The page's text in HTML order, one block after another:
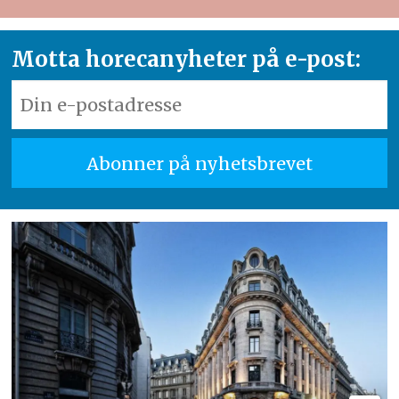
Motta horecanyheter på e-post: